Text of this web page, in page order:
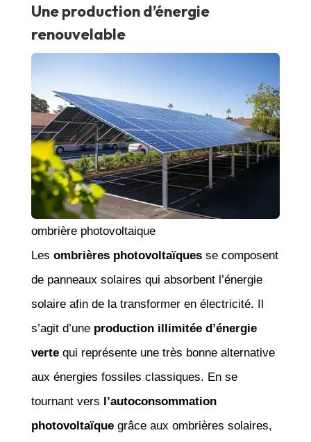
Une production d’énergie
renouvelable
ombrière photovoltaique
Les ombrières photovoltaïquesse composent
de panneaux solaires qui absorbent l’énergie
solaire afin de la transformer en électricité. Il
s’agit d’une production illimitée d’énergie
vertequi représente une très bonne alternative
aux énergies fossiles classiques. En se
tournant vers l’autoconsommation
photovoltaïquegrâce aux ombrières solaires,